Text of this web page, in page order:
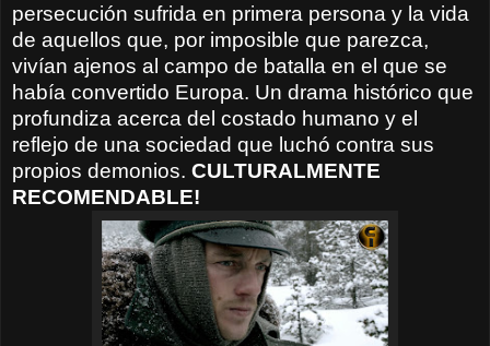
persecución sufrida en primera persona y la vida
de aquellos que, por imposible que parezca,
vivían ajenos al campo de batalla en el que se
había convertido Europa. Un drama histórico que
profundiza acerca del costado humano y el
reflejo de una sociedad que luchó contra sus
propios demonios. CULTURALMENTE
RECOMENDABLE!